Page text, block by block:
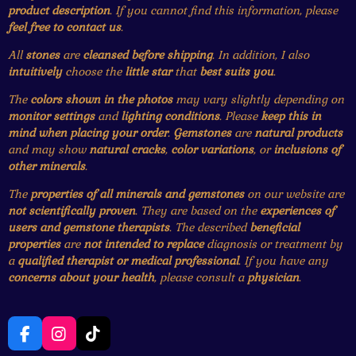
product description. If you cannot find this information, please
feel free to contact us.
Allstonesare cleansed before shipping. In addition, I also
intuitivelychoose the little starthat best suits you.
The colors shown in the photosmay vary slightly depending on
monitor settingsandlighting conditions. Pleasekeep this in
mind when placing your order. Gemstonesarenatural products
and may shownatural cracks, color variations, orinclusions of
other minerals.
The properties of all minerals and gemstoneson our website are
not scientifically proven. They are based on the experiences of
users and gemstone therapists. The describedbeneficial
propertiesarenot intended to replacediagnosis or treatment by
a qualified therapist or medical professional. If you have any
concerns about your health, please consult a physician.
F
I
T